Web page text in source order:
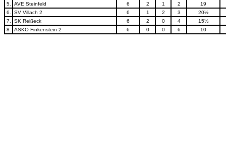
5.
AVE Steinfeld 6 2 1 2
19
6.
SV Villach 2 6 1 2 3
20½
7.
SK Reißeck 6 2 0 4
15½
8.
ASKÖ Finkenstein 2 6 0 0 6 10